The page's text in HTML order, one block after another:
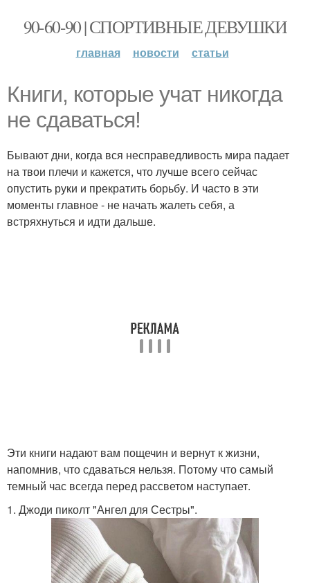
90-60-90 | СПОРТИВНЫЕ ДЕВУШКИ
главная новости статьи
Книги, которые учат никогда
не сдаваться!
Бывают дни, когда вся несправедливость мира падает
на твои плечи и кажется, что лучше всего сейчас
опустить руки и прекратить борьбу. И часто в эти
моменты главное - не начать жалеть себя, а
встряхнуться и идти дальше.
Эти книги надают вам пощечин и вернут к жизни,
напомнив, что сдаваться нельзя. Потому что самый
темный час всегда перед рассветом наступает.
1. Джоди пиколт "Ангел для Сестры".